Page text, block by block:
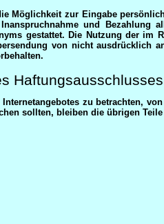
Möglichkeit zur Eingabe
und
gestattet. Die Nutzung der im
von nicht ausdrücklich
Haftungsausschlusses
zu betrachten,
sollten, bleiben die übrigen